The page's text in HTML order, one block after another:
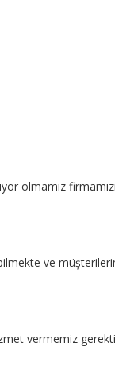
olmamız
ve
vermemiz